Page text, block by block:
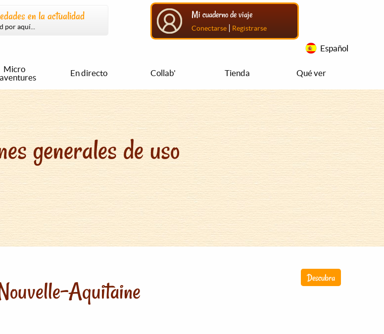
en la actualidad
por aquí...
Mi cuaderno de viaje
Conectarse | Registrarse
Español
Micro
En directo Collab' Tienda Qué ver
generales de uso
Descubra
Aquitaine